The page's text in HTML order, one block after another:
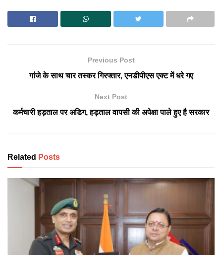
Previous Post
गांजे के साथ चार तस्कर गिरफ्तार, एनडीपीएस एक्ट में धरे गए
Next Post
कर्मचारी हड़ताल पर अडिग, हड़ताल वापसी की अपेक्षा पाले हुए है सरकार
Related Posts